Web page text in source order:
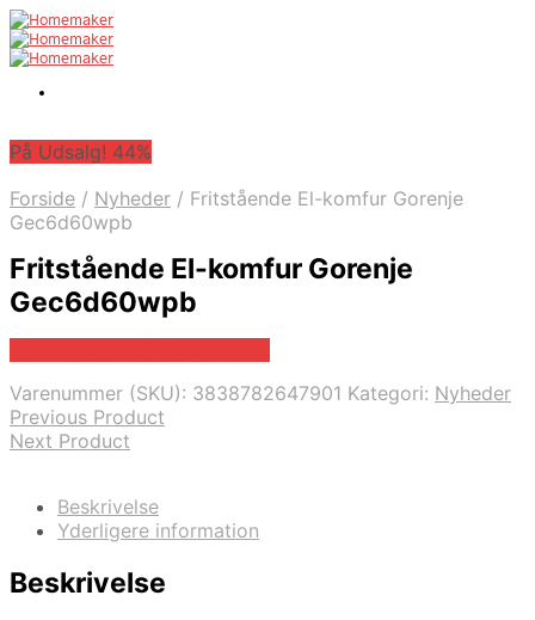
På Udsalg! 44%
Forside / Nyheder / Fritstående El-komfur Gorenje
Gec6d60wpb
Fritstående El-komfur Gorenje
Gec6d60wpb
Varenummer (SKU): 3838782647901 Kategori: Nyheder
Previous Product
Next Product
Beskrivelse
Yderligere information
Beskrivelse